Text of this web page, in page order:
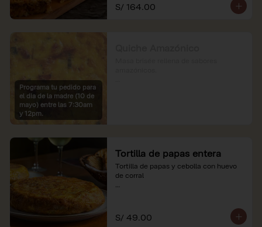
S/ 164.00
Programa tu pedido para
el dia de la madre (10 de
mayo) entre las 7:30am
y 12pm.
Tortilla de papas entera
Tortilla de papas y cebolla con huevo
de corral
S/ 49.00